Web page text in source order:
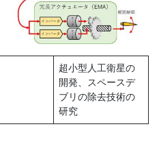
超小型人工衛星の
開発、スペースデ
ブリの除去技術の
研究